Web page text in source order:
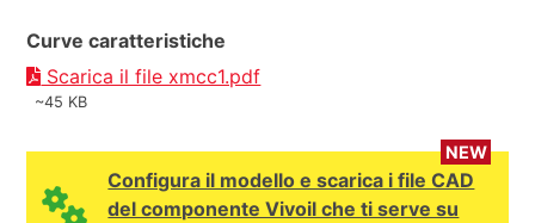
Curve caratteristiche
Scarica il file xmcc1.pdf
~45 KB
NEW
Configura il modello e scarica i file CAD
del componente Vivoil che ti serve su